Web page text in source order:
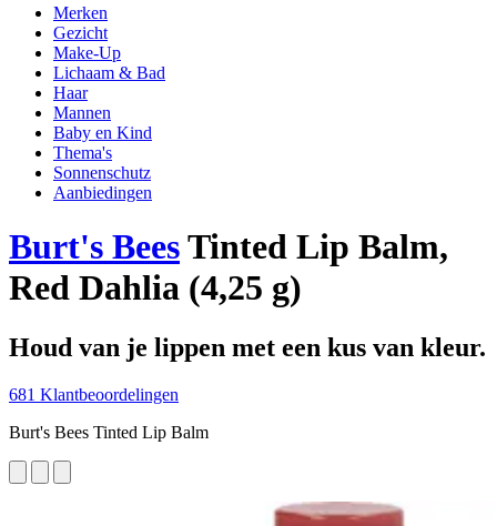
Merken
Gezicht
Make-Up
Lichaam & Bad
Haar
Mannen
Baby en Kind
Thema's
Sonnenschutz
Aanbiedingen
Burt's BeesTinted Lip Balm,
Red Dahlia (4,25 g)
Houd van je lippen met een kus van kleur.
681 Klantbeoordelingen
Burt's Bees Tinted Lip Balm